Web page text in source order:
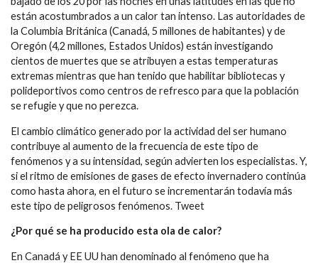
están acostumbrados a un calor tan intenso. Las autoridades de
la Columbia Británica (Canadá, 5 millones de habitantes) y de
Oregón (4,2 millones, Estados Unidos) están investigando
cientos de muertes que se atribuyen a estas temperaturas
extremas mientras que han tenido que habilitar bibliotecas y
polideportivos como centros de refresco para que la población
se refugie y que no perezca.
El cambio climático generado por la actividad del ser humano
contribuye al aumento de la frecuencia de este tipo de
fenómenos y a su intensidad, según advierten los especialistas. Y,
si el ritmo de emisiones de gases de efecto invernadero continúa
como hasta ahora, en el futuro se incrementarán todavía más
este tipo de peligrosos fenómenos. Tweet
¿Por qué se ha producido esta ola de calor?
En Canadá y EE UU han denominado al fenómeno que ha